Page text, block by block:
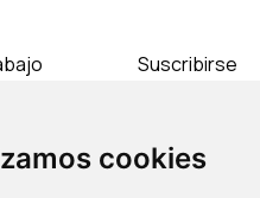
cookies
Suscribirse